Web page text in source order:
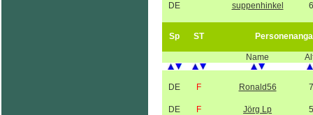
DE suppenhinkel
Sp ST
Name
DE F Ronald56
DE F Jörg Lp